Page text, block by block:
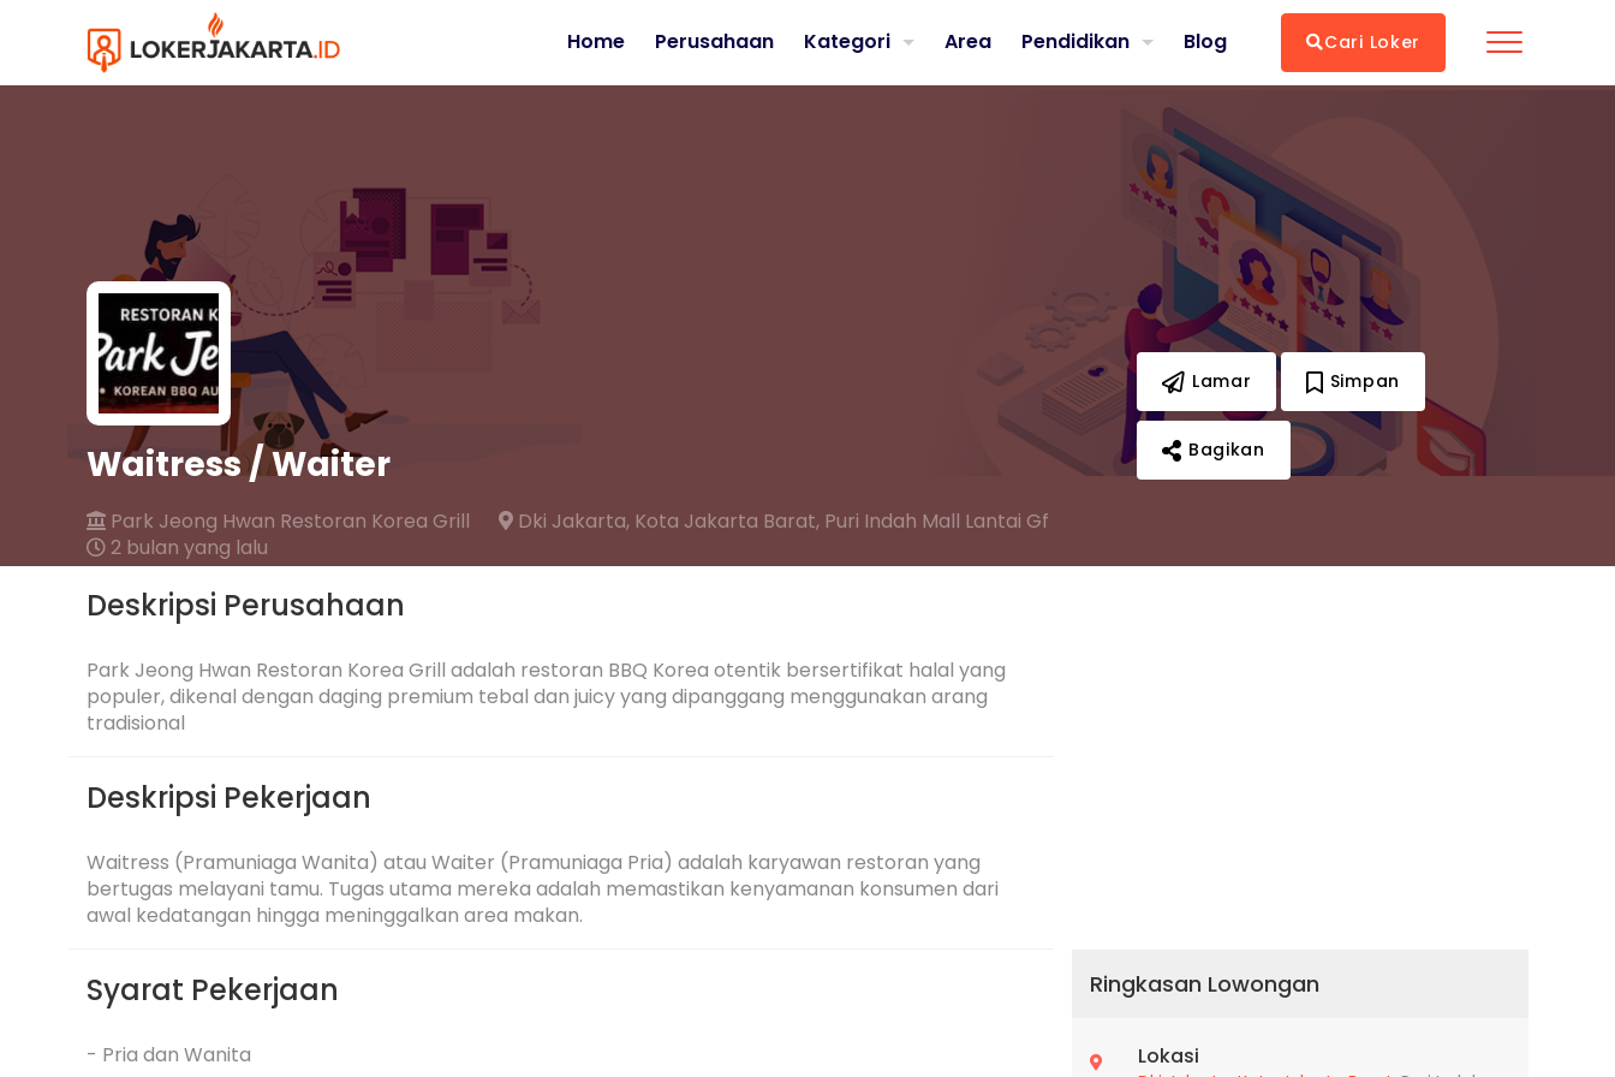
Waitress / Waiter
Park Jeong Hwan Restoran Korea Grill Dki Jakarta, Kota Jakarta Barat, Puri Indah Mall Lantai Gf
2 bulan yang lalu
Lamar Simpan
Bagikan
Home Perusahaan Kategori Area Pendidikan Blog Cari Loker
Deskripsi Perusahaan
Park Jeong Hwan Restoran Korea Grill adalah restoran BBQ Korea otentik bersertifikat halal yang
populer, dikenal dengan daging premium tebal dan juicy yang dipanggang menggunakan arang
tradisional
Deskripsi Pekerjaan
Waitress (Pramuniaga Wanita) atau Waiter (Pramuniaga Pria) adalah karyawan restoran yang
bertugas melayani tamu. Tugas utama mereka adalah memastikan kenyamanan konsumen dari
awal kedatangan hingga meninggalkan area makan.
Syarat Pekerjaan
- Pria dan Wanita
Ringkasan Lowongan
Lokasi